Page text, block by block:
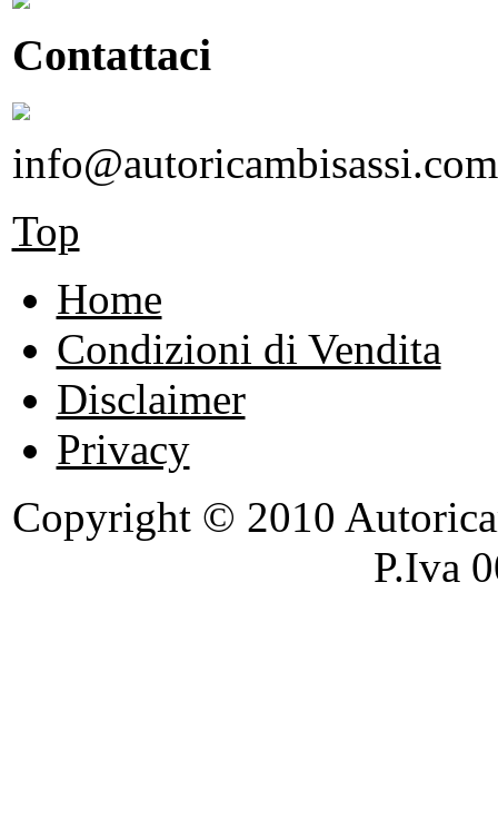
Contattaci
info@autoricambisassi.com
Top
Home
Condizioni di Vendita
Disclaimer
Privacy
Copyright © 2010
P.Iva